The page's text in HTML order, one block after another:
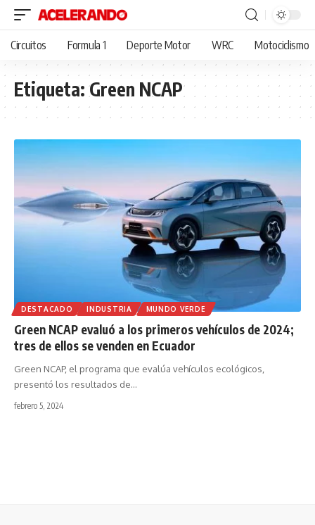
Circuitos Formula 1 Deporte Motor WRC Motociclismo
Etiqueta:Green NCAP
DESTACADO INDUSTRIA MUNDO VERDE
Green NCAP evaluó a los primeros vehículos de 2024;
tres de ellos se venden en Ecuador
Green NCAP, el programa que evalúa vehículos ecológicos,
presentó los resultados de…
febrero 5, 2024